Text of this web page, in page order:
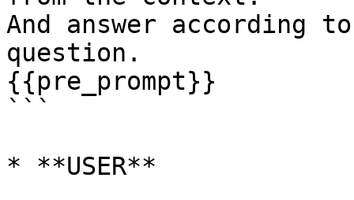
And answer according
question.
{{pre_prompt}}
```
* **USER**